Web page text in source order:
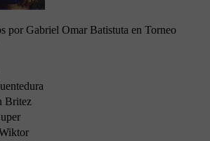
por Gabriel Omar Batistuta en Torneo
Britez